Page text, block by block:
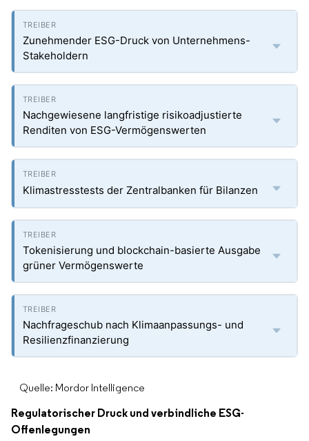
Zunehmender ESG-Druck von Unternehmens-
Stakeholdern
Nachgewiesene langfristige risikoadjustierte
Renditen von ESG-Vermögenswerten
Klimastresstests der Zentralbanken für Bilanzen
Tokenisierung und blockchain-basierte Ausgabe
grüner Vermögenswerte
Nachfrageschub nach Klimaanpassungs- und
Resilienzfinanzierung
Quelle: Mordor Intelligence
Regulatorischer Druck und verbindliche ESG-
Offenlegungen